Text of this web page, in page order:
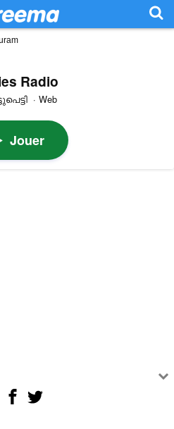
Radio
· Web
Jouer